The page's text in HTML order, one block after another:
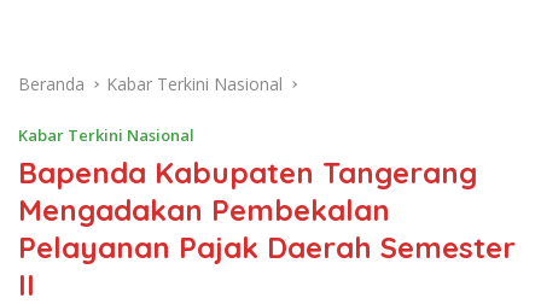
Beranda Kabar Terkini Nasional
Kabar Terkini Nasional
Bapenda Kabupaten Tangerang
Mengadakan Pembekalan
Pelayanan Pajak Daerah Semester
II